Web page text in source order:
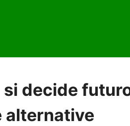
decide
alternative